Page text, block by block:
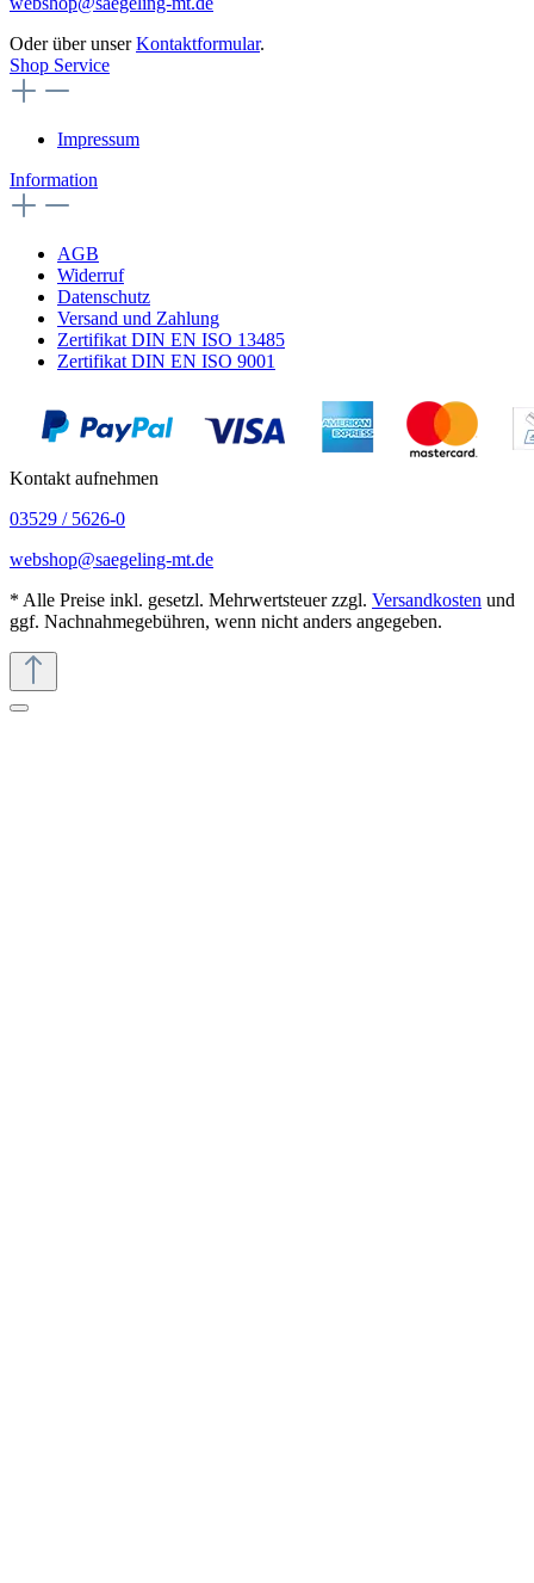
Oder über unserKontaktformular.
Shop Service
Impressum
Information
AGB
Widerruf
Datenschutz
Versand und Zahlung
Zertifikat DIN EN ISO 13485
Zertifikat DIN EN ISO 9001
Kontakt aufnehmen
03529 / 5626-0
webshop@saegeling-mt.de
* Alle Preise inkl. gesetzl. Mehrwertsteuer zzgl. Versandkosten und
ggf. Nachnahmegebühren, wenn nicht anders angegeben.